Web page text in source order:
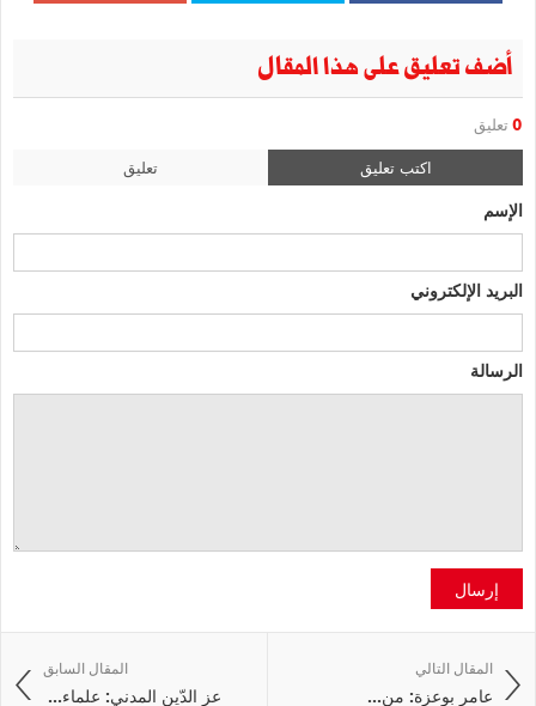
أضف تعليق على هذا المقال
0 تعليق
اكتب تعليق تعليق
الإسم
البريد الإلكتروني
الرسالة
إرسال
المقال السابق
عز الدّين المدني: علماء‭ ...
المقال التالي
عامر‭ ‬بوعزة: من‭ ...